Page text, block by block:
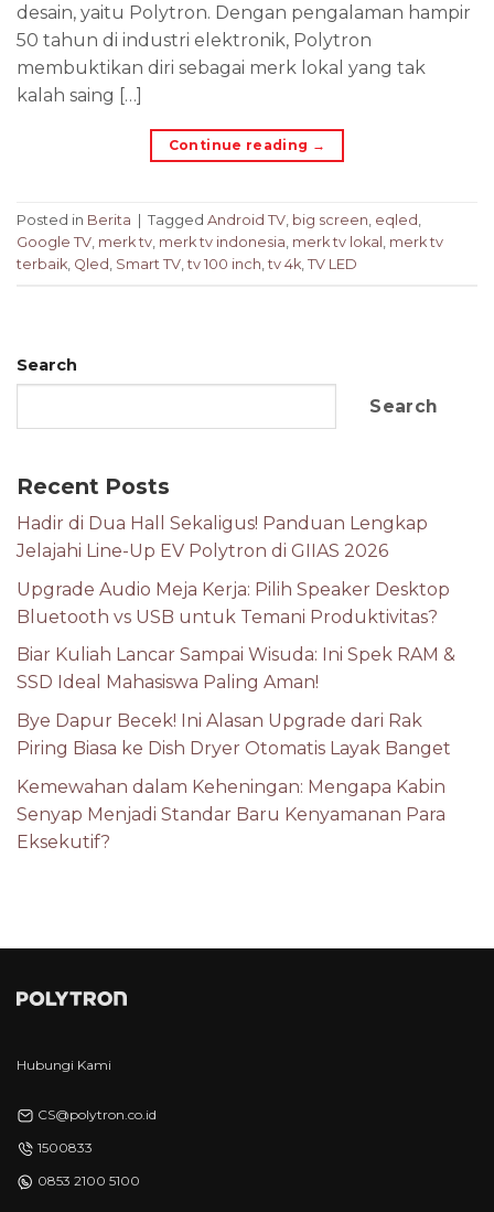
desain, yaitu Polytron. Dengan pengalaman hampir
50 tahun di industri elektronik, Polytron
membuktikan diri sebagai merk lokal yang tak
kalah saing […]
Continue reading →
Posted in Berita Tagged Android TV, big screen, eqled ,
Google TV, merk tv, merk tv indonesia, merk tv lokal , merk tv
terbaik, Qled , Smart TV, tv 100 inch, tv 4k, TV LED
Search
Search
Recent Posts
Hadir di Dua Hall Sekaligus! Panduan Lengkap
Jelajahi Line-Up EV Polytron di GIIAS 2026
Upgrade Audio Meja Kerja: Pilih Speaker Desktop
Bluetooth vs USB untuk Temani Produktivitas?
Biar Kuliah Lancar Sampai Wisuda: Ini Spek RAM &
SSD Ideal Mahasiswa Paling Aman!
Bye Dapur Becek! Ini Alasan Upgrade dari Rak
Piring Biasa ke Dish Dryer Otomatis Layak Banget
Kemewahan dalam Keheningan: Mengapa Kabin
Senyap Menjadi Standar Baru Kenyamanan Para
Eksekutif?
Hubungi Kami
CS@polytron.co.id
1500833
0853 2100 5100